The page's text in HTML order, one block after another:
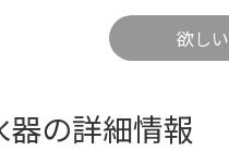
欲し
器の詳細情報